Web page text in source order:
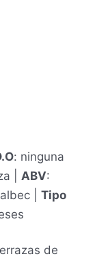
: ninguna
| ABV:
| Tipo
de